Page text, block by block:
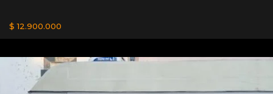
$ 12.900.000